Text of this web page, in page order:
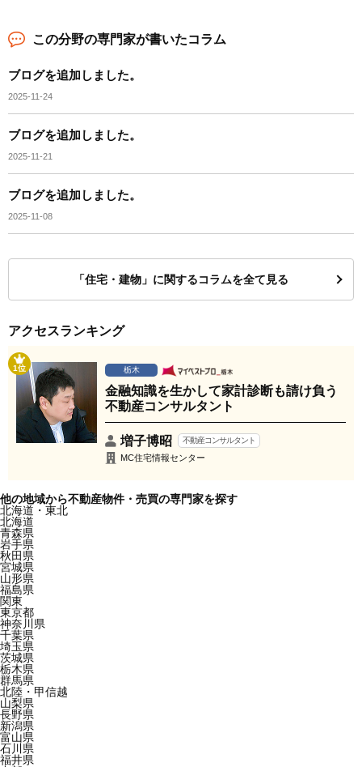
この分野の専門家が書いたコラム
ブログを追加しました。
2025-11-24
ブログを追加しました。
2025-11-21
ブログを追加しました。
2025-11-08
「住宅・建物」に関するコラムを全て見る
アクセスランキング
1位 栃木
金融知識を生かして家計診断も請け負う
不動産コンサルタント
増子博昭 不動産コンサルタント
MC住宅情報センター
他の地域から不動産物件・売買の専門家を探す
北海道・東北
北海道
青森県
岩手県
秋田県
宮城県
山形県
福島県
関東
東京都
神奈川県
千葉県
埼玉県
茨城県
栃木県
群馬県
北陸・甲信越
山梨県
長野県
新潟県
富山県
石川県
福井県